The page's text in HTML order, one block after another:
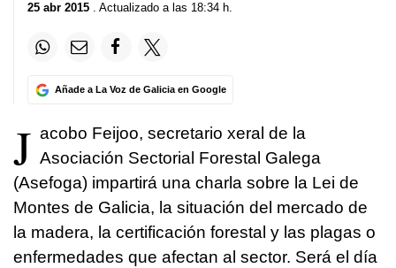
25 abr 2015 . Actualizado a las 18:34 h.
Añade a La Voz de Galicia en Google
J acobo Feijoo, secretario xeral de la
Asociación Sectorial Forestal Galega
(Asefoga) impartirá una charla sobre la Lei de
Montes de Galicia, la situación del mercado de
la madera, la certificación forestal y las plagas o
enfermedades que afectan al sector. Será el día